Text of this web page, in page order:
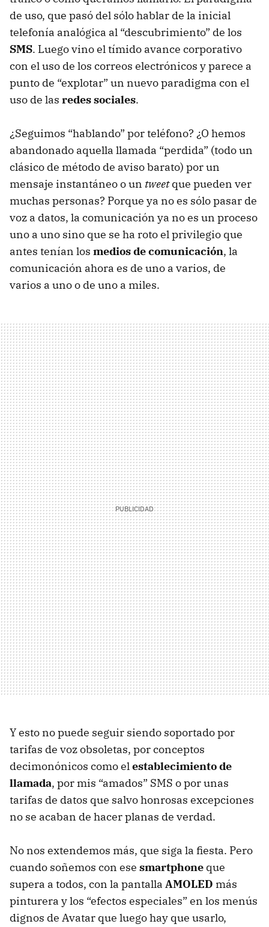
de uso, que pasó del sólo hablar de la inicial
telefonía analógica al “descubrimiento” de los
SMS. Luego vino el tímido avance corporativo
con el uso de los correos electrónicos y parece a
punto de “explotar” un nuevo paradigma con el
uso de las redes sociales.
¿Seguimos “hablando” por teléfono? ¿O hemos
abandonado aquella llamada “perdida” (todo un
clásico de método de aviso barato) por un
mensaje instantáneo o un tweetque pueden ver
muchas personas? Porque ya no es sólo pasar de
voz a datos, la comunicación ya no es un proceso
uno a uno sino que se ha roto el privilegio que
antes tenían los medios de comunicación, la
comunicación ahora es de uno a varios, de
varios a uno o de uno a miles.
Y esto no puede seguir siendo soportado por
tarifas de voz obsoletas, por conceptos
decimonónicos como elestablecimiento de
llamada, por mis “amados” SMS o por unas
tarifas de datos que salvo honrosas excepciones
no se acaban de hacer planas de verdad.
No nos extendemos más, que siga la fiesta. Pero
cuando soñemos con ese smartphone que
supera a todos, con la pantalla AMOLED más
pinturera y los “efectos especiales” en los menús
dignos de Avatar que luego hay que usarlo,